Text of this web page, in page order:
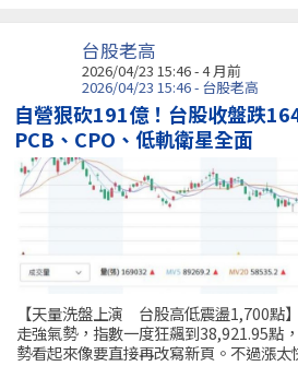
台股老高
2026/04/23 15:46 - 4 月前
2026/04/23 15:46 - 台股老高
自營狠砍191億！台股收盤跌
PCB、CPO、低軌衛星全面
【天量洗盤上演 台股高低震盪1,700點
走強氣勢，指數一度狂飆到38,921.95點
勢看起來像要直接再改寫新頁。不過漲太